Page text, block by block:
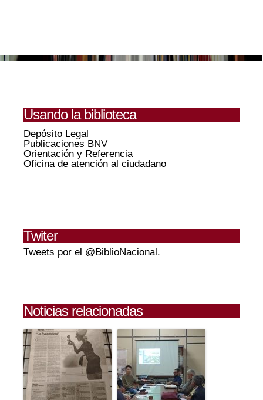
Usando la biblioteca
Depósito Legal
Publicaciones BNV
Orientación y Referencia
Oficina de atención al ciudadano
Twiter
Tweets por el @BiblioNacional.
Noticias relacionadas